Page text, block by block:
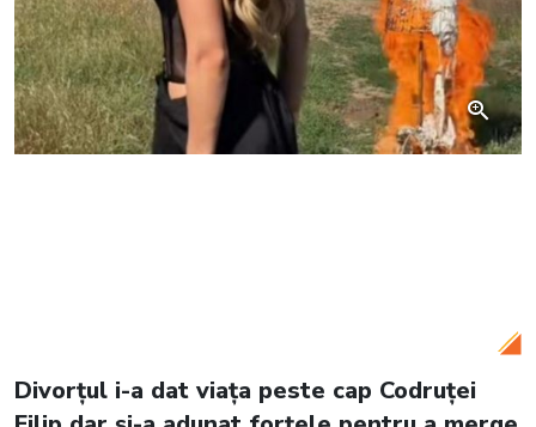
Divorțul i-a dat viața peste cap Codruței